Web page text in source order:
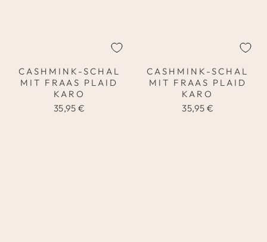
CASHMINK-SCHAL
MIT FRAAS PLAID
KARO
35,95 €
CASHMINK-SCHAL
MIT FRAAS PLAID
KARO
35,95 €